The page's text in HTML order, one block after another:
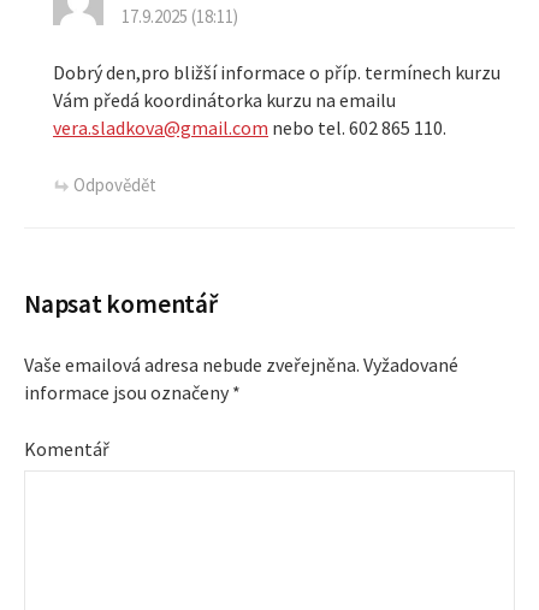
17.9.2025 (18:11)
Dobrý den,pro bližší informace o příp. termínech kurzu
Vám předá koordinátorka kurzu na emailu
vera.sladkova@gmail.com nebo tel. 602 865 110.
Odpovědět
Napsat komentář
Vaše emailová adresa nebude zveřejněna. Vyžadované
informace jsou označeny *
Komentář